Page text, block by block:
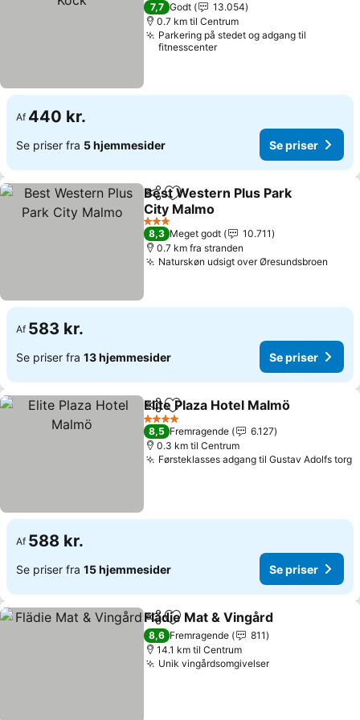
7,7 Godt
13.054
0.7 km til Centrum
Parkering på stedet og adgang til
fitnesscenter
Af 440 kr.
Se priser fra 5 hjemmesider Se priser
Del Føj til favoritter
Best Western Plus Park
City Malmo
Se priser
3 Stjerner
8,3 Meget godt
10.711
0.7 km fra stranden
Naturskøn udsigt over Øresundsbroen
Af 583 kr.
Se priser fra 13 hjemmesider Se priser
Del Føj til favoritter
Elite Plaza Hotel Malmö
4 Stjerner
8,5 Fremragende
6.127
0.3 km til Centrum
Førsteklasses adgang til Gustav Adolfs torg
Af 588 kr.
Se priser fra 15 hjemmesider Se priser
Del Føj til favoritter
Flädie Mat & Vingård
8,6 Fremragende
811
14.1 km til Centrum
Unik vingårdsomgivelserSe priser